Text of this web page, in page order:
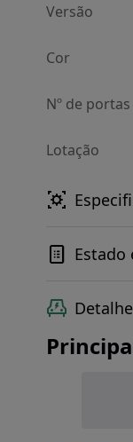
Versão
Cor
Nº de portas
Lotação
Estado